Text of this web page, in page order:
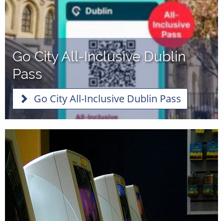
Go City All-Inclusive Dublin
Pass
Go City All-Inclusive Dublin Pass